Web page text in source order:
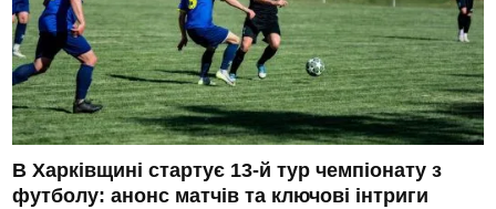
В Харківщині стартує 13-й тур чемпіонату з
футболу: анонс матчів та ключові інтриги